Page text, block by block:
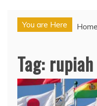
You are Here Home
Tag: rupiah